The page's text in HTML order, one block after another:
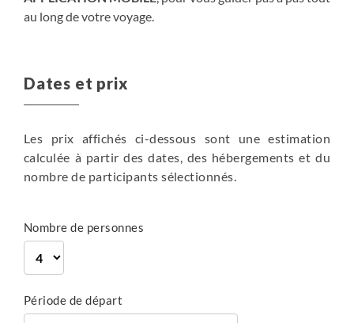
en hôtel
Noiraigue, dans la partie est du Val de Travers. Nuit à
Couvet.
en hôtel
715 m
au long de votre voyage.
Dates et prix
Les prix affichés ci-dessous sont une estimation
calculée à partir des dates, des hébergements et du
nombre de participants sélectionnés.
Nombre de personnes
Période de départ